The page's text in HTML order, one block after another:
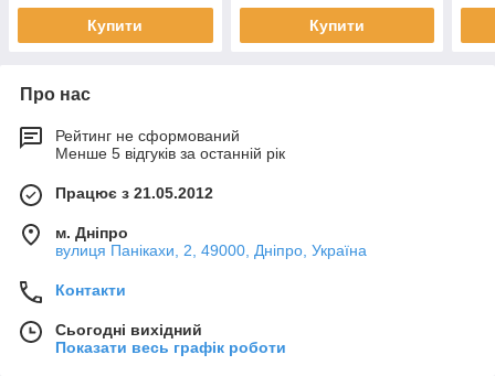
Купити Купити
Про нас
Рейтинг не сформований
Менше 5 відгуків за останній рік
Працює з 21.05.2012
м. Дніпро
вулиця Панікахи, 2, 49000, Дніпро, Україна
Контакти
Сьогодні вихідний
Показати весь графік роботи